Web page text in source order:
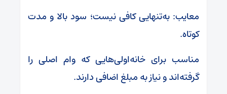
معایب: به‌تنهایی کافی نیست؛ سود بالا و مدت
کوتاه.
مناسب برای خانه‌اولی‌هایی که وام اصلی را
گرفته‌اند و نیاز به مبلغ اضافی دارند.